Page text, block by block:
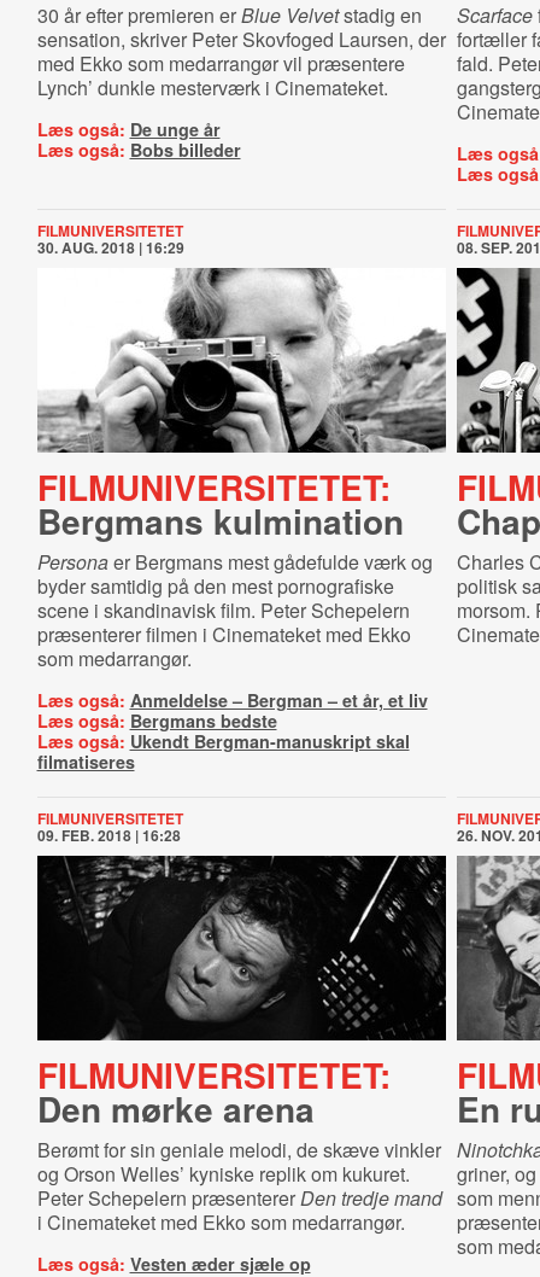
30 år efter premieren erBlue Velvetstadig en
sensation, skriver Peter Skovfoged Laursen, der
med Ekko som medarrangør vil præsentere
Lynch’ dunkle mesterværk i Cinemateket.
Læs også: De unge år
Læs også: Bobs billeder
Scarface
fortæller
fald.
Læs
Læs
FILMUNIVERSITETET
30. AUG. 2018 | 16:29
FILMUNIVERSITETET:
Bergmans kulmination
Personaer Bergmans mest gådefulde værk og
byder samtidig på den mest pornografiske
scene i skandinavisk film. Peter Schepelern
præsenterer filmen i Cinemateket med Ekko
som medarrangør.
Læs også: Anmeldelse – Bergman – et år, et liv
Læs også: Bergmans bedste
Læs også: Ukendt Bergman-manuskript skal
filmatiseres
08. SEP.
Charles
politisk
morsom.
FILMUNIVERSITETET
09. FEB. 2018 | 16:28
FILMUNIVERSITETET:
Den mørke arena
Berømt for sin geniale melodi, de skæve vinkler
og Orson Welles’ kyniske replik om kukuret.
Peter Schepelern præsentererDen tredje mand
i Cinemateket med Ekko som medarrangør.
Læs også: Vesten æder sjæle op
26. NOV.
En
griner,
som
som